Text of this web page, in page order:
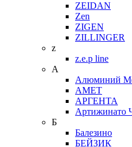
ZEIDAN
Zen
ZIGEN
ZILLINGER
z
z.e.p line
А
Алюминий
АМЕТ
АРГЕНТА
Артижинато
Б
Балезино
БЕЙЗИК